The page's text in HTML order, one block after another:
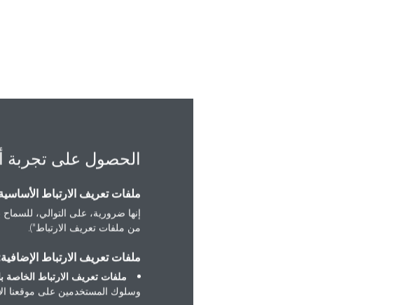
الحصول على
ملفات تعريف الارتباط
إنها ضرورية، على التوالي، للسماح
من ملفات تعريف الارتباط").
ملفات تعريف الارتباط
ملفات تعريف الارتباط الخاصة
وسلوك المستخدمين على موقعنا